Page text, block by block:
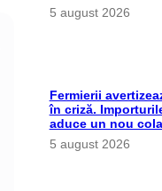
5 august 2026
Fermierii
în criză.
aduce un nou
5 august 2026